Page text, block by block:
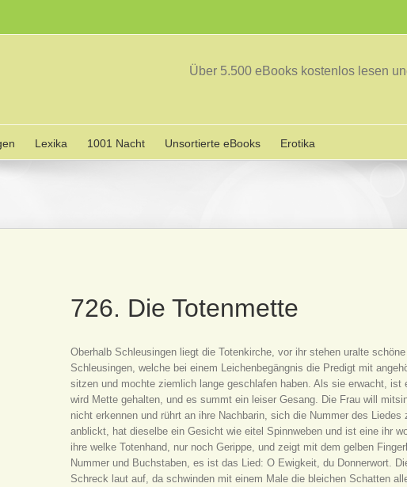
Über 5.500 eBooks kostenlos lesen
Lexika 1001 Nacht Unsortierte eBooks Erotika
726. Die Totenmette
Oberhalb Schleusingen liegt die Totenkirche, vor ihr stehen uralte
Schleusingen, welche bei einem Leichenbegängnis die Predigt mit
sitzen und mochte ziemlich lange geschlafen haben. Als sie erwacht,
wird Mette gehalten, und es summt ein leiser Gesang. Die Frau will
nicht erkennen und rührt an ihre Nachbarin, sich die Nummer des
anblickt, hat dieselbe ein Gesicht wie eitel Spinnweben und ist eine ihr
ihre welke Totenhand, nur noch Gerippe, und zeigt mit dem gelben
Nummer und Buchstaben, es ist das Lied: O Ewigkeit, du Donnerwort.
Schreck laut auf, da schwinden mit einem Male die bleichen Schatten